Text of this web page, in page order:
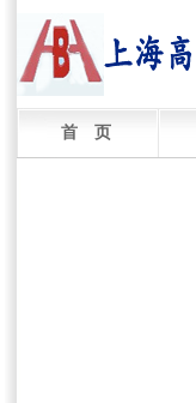
首 页